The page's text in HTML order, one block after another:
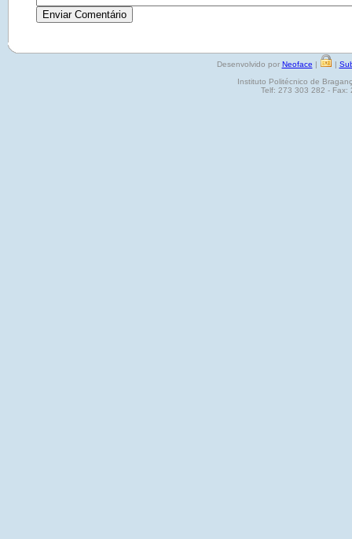
Desenvolvido por Neoface | |
Instituto Politécnico de
Telf: 273 303 282 - Fax: